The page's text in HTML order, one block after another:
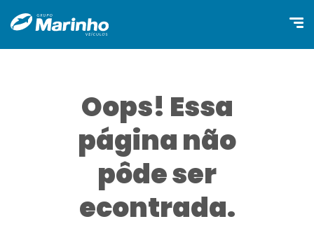
Oops! Essa
página não
pôde ser
econtrada.